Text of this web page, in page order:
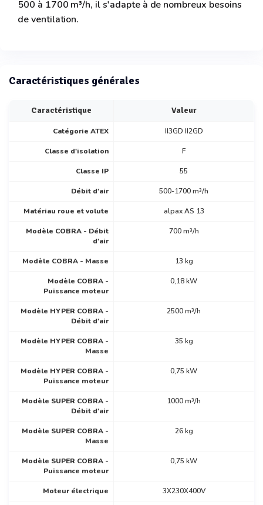
500 à 1700 m³/h, il s'adapte à de nombreux besoins
de ventilation.
Caractéristiques générales
Caractéristique Valeur
Catégorie ATEX II3GD II2GD
Classe d'isolation F
Classe IP 55
Débit d'air 500-1700 m³/h
Matériau roue et volute alpax AS 13
Modèle COBRA - Débit
d'air
700 m³/h
Modèle COBRA - Masse 13 kg
Modèle COBRA -
Puissance moteur
0,18 kW
Modèle HYPER COBRA -
Débit d'air
2500 m³/h
Modèle HYPER COBRA -
Masse
35 kg
Modèle HYPER COBRA -
Puissance moteur
0,75 kW
Modèle SUPER COBRA -
Débit d'air
1000 m³/h
Modèle SUPER COBRA -
Masse
26 kg
Modèle SUPER COBRA -
Puissance moteur
0,75 kW
Moteur électrique 3X230X400V